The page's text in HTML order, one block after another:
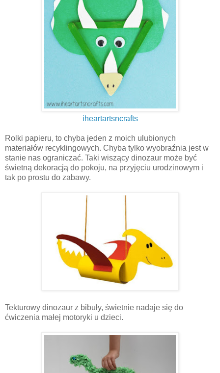
iheartartsncrafts
Rolki papieru, to chyba jeden z moich ulubionych
materiałów recyklingowych. Chyba tylko wyobraźnia jest w
stanie nas ograniczać. Taki wiszący dinozaur może być
świetną dekoracją do pokoju, na przyjęciu urodzinowym i
tak po prostu do zabawy.
Tekturowy dinozaur z bibuły, świetnie nadaje się do
ćwiczenia małej motoryki u dzieci.